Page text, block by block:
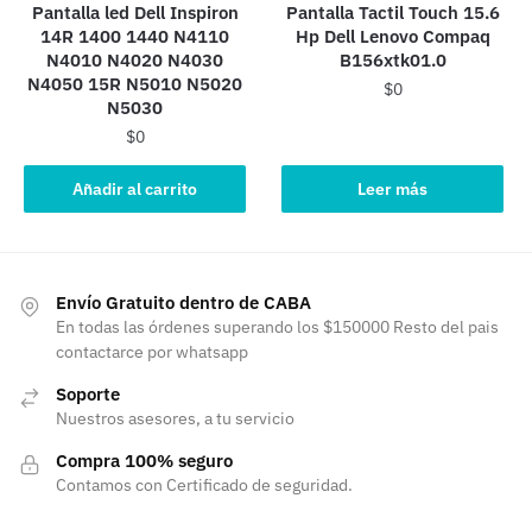
Pantalla led Dell Inspiron
14R 1400 1440 N4110
N4010 N4020 N4030
N4050 15R N5010 N5020
N5030
$0
Añadir al carrito
Pantalla Tactil Touch 15.6
Hp Dell Lenovo Compaq
B156xtk01.0
$0
Leer más
Envío Gratuito dentro de CABA
En todas las órdenes superando los $150000 Resto del pais
contactarce por whatsapp
Soporte
Nuestros asesores, a tu servicio
Compra 100% seguro
Contamos con Certificado de seguridad.